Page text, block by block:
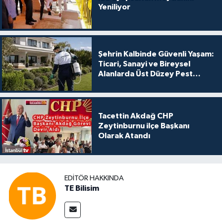
Yeniliyor
Şehrin Kalbinde Güvenli Yaşam:
Ticari, Sanayi ve Bireysel
Alanlarda Üst Düzey Pest
Tacettin Akdağ CHP
Zeytinburnu ilçe Başkanı
Olarak Atandı
EDITÖR HAKKINDA
TE Bilisim